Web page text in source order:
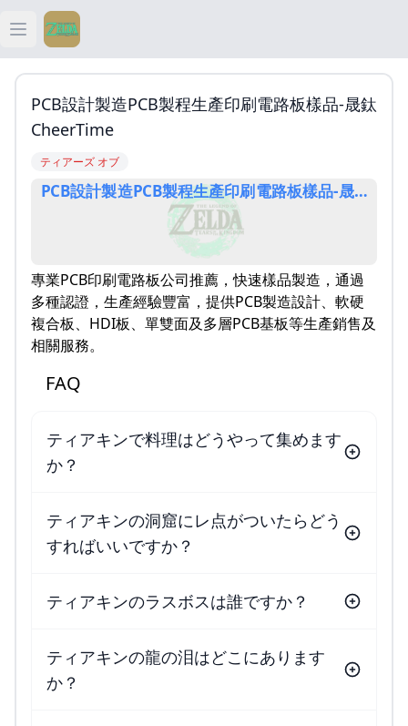
Open main menu
ティアキン
ティアキン 攻略
PCB設計製造PCB製程生產印刷電路板樣品-晟鈦
CheerTime
ティアーズ オブ
PCB設計製造PCB製程生產印刷電路板樣品-晟鈦
專業PCB印刷電路板公司推薦，快速樣品製造，通過
多種認證，生產經驗豐富，提供PCB製造設計、軟硬
複合板、HDI板、單雙面及多層PCB基板等生產銷售及
相關服務。
FAQ
ティアキンで料理はどうやって集めます
か？
ティアキンの洞窟にレ点がついたらどう
すればいいですか？
ティアキンのラスボスは誰ですか？
ティアキンの龍の泪はどこにあります
か？